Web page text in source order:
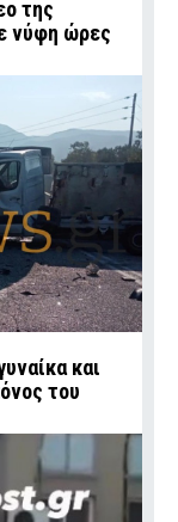
της
νύφη ώρες
και
του